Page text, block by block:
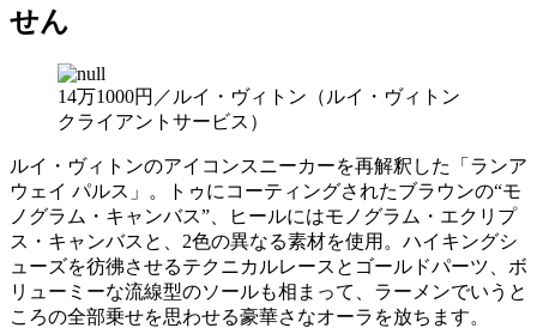
せん
14万1000円／ルイ・ヴィトン（ルイ・ヴィトン
クライアントサービス）
ルイ・ヴィトンのアイコンスニーカーを再解釈した「ランア
ウェイ パルス」。トゥにコーティングされたブラウンの“モ
ノグラム・キャンバス”、ヒールにはモノグラム・エクリプ
ス・キャンバスと、2色の異なる素材を使用。ハイキングシ
ューズを彷彿させるテクニカルレースとゴールドパーツ、ボ
リューミーな流線型のソールも相まって、ラーメンでいうと
ころの全部乗せを思わせる豪華さなオーラを放ちます。